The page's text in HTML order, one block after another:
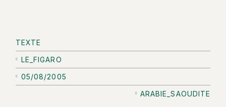
TEXTE
LE_FIGARO
05/08/2005
ARABIE_SAOUDITE